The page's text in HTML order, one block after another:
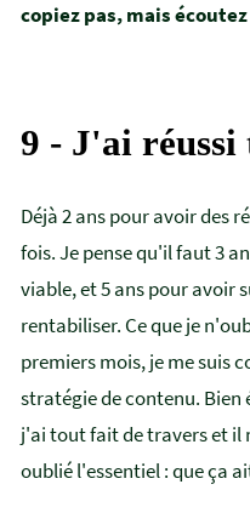
copiez pas, mais
9 - J'ai réussi
Déjà 2 ans pour avoir des
fois. Je pense qu'il faut 3
viable, et 5 ans pour avoir
rentabiliser. Ce que je
premiers mois, je me suis
stratégie de contenu. Bien
j'ai tout fait de travers et il
oublié l'essentiel : que ça